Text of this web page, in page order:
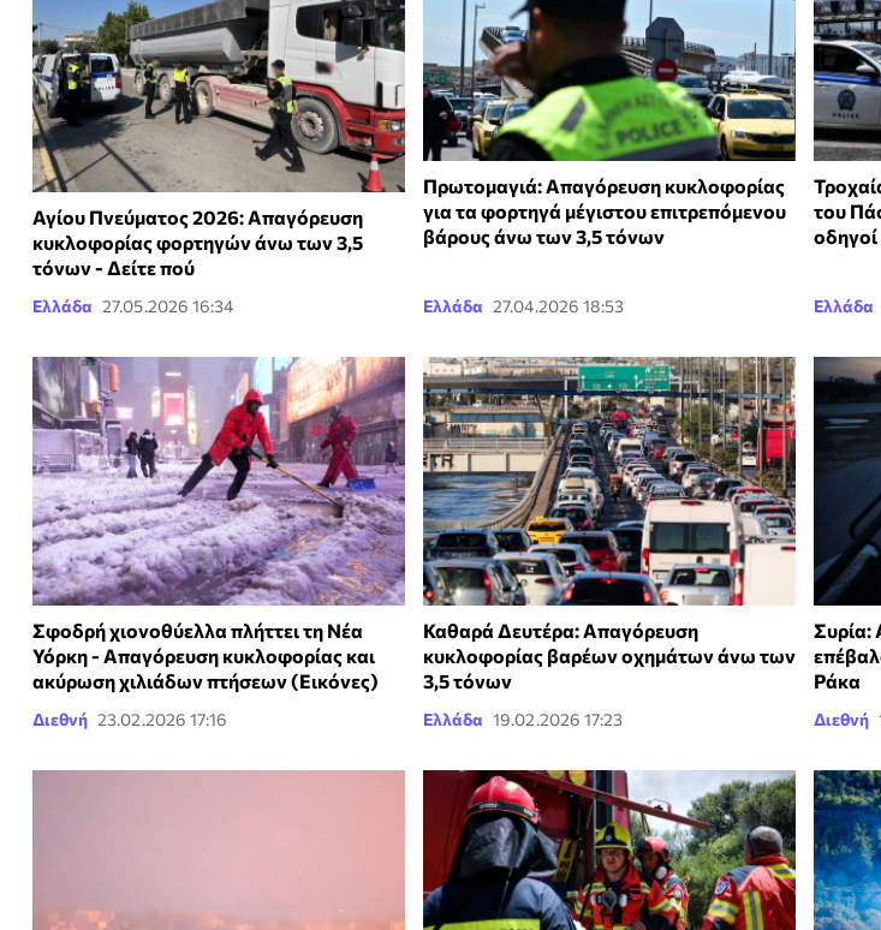
Αγίου Πνεύματος 2026: Απαγόρευση
κυκλοφορίας φορτηγών άνω των 3,5
τόνων - Δείτε πού
Ελλάδα 27.05.2026 16:34
Πρωτομαγιά: Απαγόρευση κυκλοφορίας
για τα φορτηγά μέγιστου επιτρεπόμενου
βάρους άνω των 3,5 τόνων
Ελλάδα 27.04.2026 18:53
του
οδηγοί
Ελλάδα
Σφοδρή χιονοθύελλα πλήττει τη Νέα
Υόρκη - Απαγόρευση κυκλοφορίας και
ακύρωση χιλιάδων πτήσεων (Εικόνες)
Διεθνή 23.02.2026 17:16
Καθαρά Δευτέρα: Απαγόρευση
κυκλοφορίας βαρέων οχημάτων άνω των
3,5 τόνων
Ελλάδα 19.02.2026 17:23
Συρία:
Ράκα
Διεθνή